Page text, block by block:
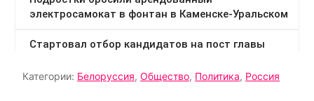
Категории: Белоруссия, Общество, Политика, Россия